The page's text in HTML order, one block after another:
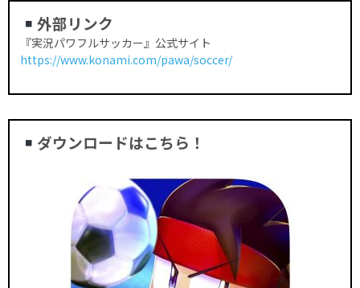
外部リンク
『実況パワフルサッカー』公式サイト
https://www.konami.com/pawa/soccer/
ダウンロードはこちら！